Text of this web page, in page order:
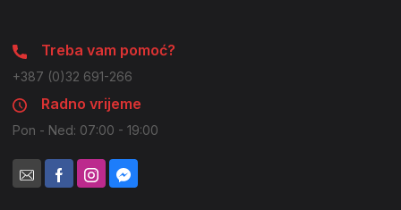
Treba vam pomoć?
+387 (0)32 691-266
Radno vrijeme
Pon - Ned: 07:00 - 19:00